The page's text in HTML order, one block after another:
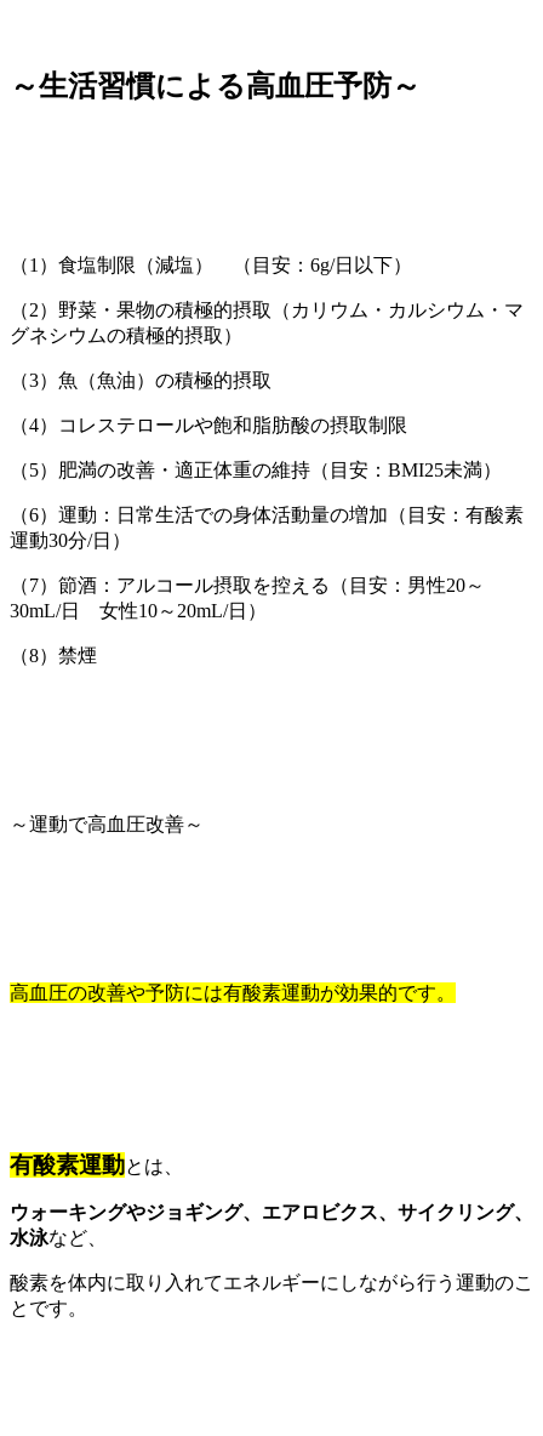
～生活習慣による高血圧予防～
（1 ）食塩制限（減塩） （目安： 6g/日以下）
（2）野菜・果物の積極的摂取（カリウム・カルシウム・マ
グネシウムの積極的摂取）
（3）魚（魚油）の積極的摂取
（4）コレステロールや飽和脂肪酸の摂取制限
（5）肥満の改善・適正体重の維持（目安： BMI25未満）
（6）運動：日常生活での身体活動量の増加（目安：有酸素
運動30分/日）
（7）節酒：アルコール摂取を控える（目安：男性20～
30mL/日 女性10～ 20mL/日）
（8）禁煙
～運動で高血圧改善～
高血圧の改善や予防には有酸素運動が効果的です。
有酸素運動とは、
ウォーキングやジョギング、エアロビクス、サイクリング、
水泳など、
酸素を体内に取り入れてエネルギーにしながら行う運動のこ
とです。